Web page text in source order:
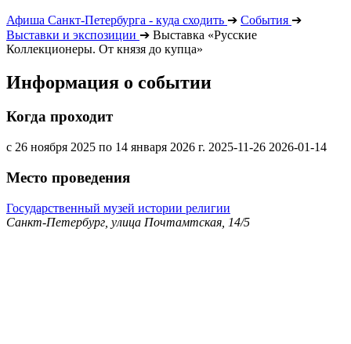
Афиша Санкт-Петербурга - куда сходить ➔ События ➔
Выставки и экспозиции ➔ Выставка «Русские
Коллекционеры. От князя до купца»
Информация о событии
Когда проходит
с 26 ноября 2025 по 14 января 2026 г. 2025-11-26 2026-01-14
Место проведения
Государственный музей истории религии
Санкт-Петербург, улица Почтамтская, 14/5